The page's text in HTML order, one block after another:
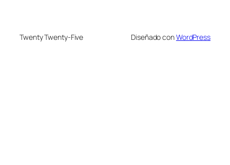
Twenty Twenty-Five Diseñado conWordPress